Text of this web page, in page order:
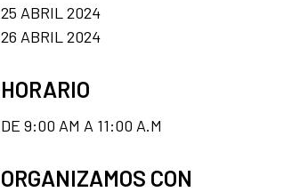
25 ABRIL 2024
26 ABRIL 2024
HORARIO
DE 9:00 AM A 11:00 A.M
ORGANIZAMOS CON